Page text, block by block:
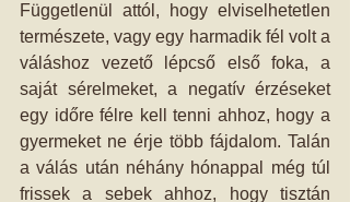
Függetlenül attól, hogy elviselhetetlen
természete, vagy egy harmadik fél volt a
váláshoz vezető lépcső első foka, a
saját sérelmeket, a negatív érzéseket
egy időre félre kell tenni ahhoz, hogy a
gyermeket ne érje több fájdalom. Talán
a válás után néhány hónappal még túl
frissek a sebek ahhoz, hogy tisztán